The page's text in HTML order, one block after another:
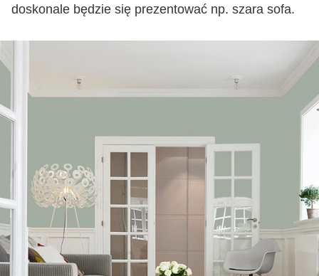
doskonale będzie się prezentować np. szara sofa.